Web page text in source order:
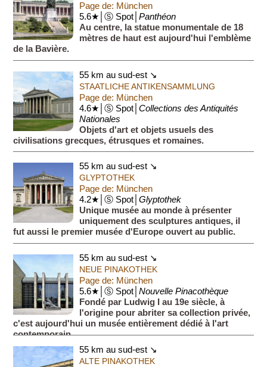
Page de: München
5.6★│Ⓢ Spot│Panthéon
Au centre, la statue monumentale de 18
mètres de haut est aujourd'hui l'emblème
de la Bavière.
55 km au sud-est ↘
STAATLICHE ANTIKENSAMMLUNG
Page de: München
4.6★│Ⓢ Spot│Collections des Antiquités
Nationales
Objets d'art et objets usuels des
civilisations grecques, étrusques et romaines.
55 km au sud-est ↘
GLYPTOTHEK
Page de: München
4.2★│Ⓢ Spot│Glyptothek
Unique musée au monde à présenter
uniquement des sculptures antiques, il
fut aussi le premier musée d'Europe ouvert au public.
55 km au sud-est ↘
NEUE PINAKOTHEK
Page de: München
5.6★│Ⓢ Spot│Nouvelle Pinacothèque
Fondé par Ludwig I au 19e siècle, à
l'origine pour abriter sa collection privée,
c'est aujourd'hui un musée entièrement dédié à l'art
contemporain.
55 km au sud-est ↘
ALTE PINAKOTHEK